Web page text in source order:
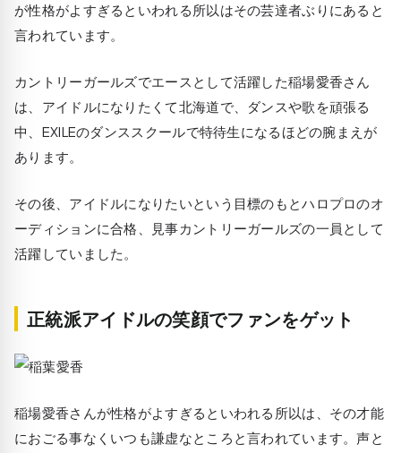
が性格がよすぎるといわれる所以はその芸達者ぶりにあると
言われています。
カントリーガールズでエースとして活躍した稲場愛香さん
は、アイドルになりたくて北海道で、ダンスや歌を頑張る
中、EXILEのダンススクールで特待生になるほどの腕まえが
あります。
その後、アイドルになりたいという目標のもとハロプロのオ
ーディションに合格、見事カントリーガールズの一員として
活躍していました。
正統派アイドルの笑顔でファンをゲット
稲場愛香さんが性格がよすぎるといわれる所以は、その才能
におごる事なくいつも謙虚なところと言われています。声と